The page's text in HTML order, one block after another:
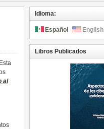
al
Idioma:
Español English
Libros Publicados